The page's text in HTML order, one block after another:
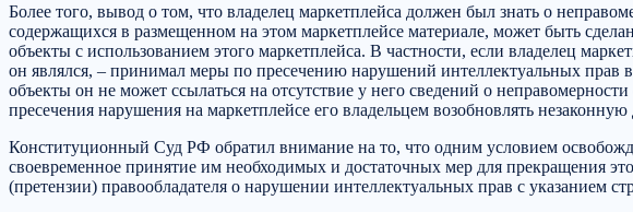
Более того, вывод о том, что владелец маркетплейса должен был знать о
содержащихся в размещенном на этом маркетплейсе материале, может быть
объекты с использованием этого маркетплейса. В частности, если владелец
он являлся, – принимал меры по пресечению нарушений интеллектуальных
объекты он не может ссылаться на отсутствие у него сведений о
пресечения нарушения на маркетплейсе его владельцем возобновлять
Конституционный Суд РФ обратил внимание на то, что одним условием
своевременное принятие им необходимых и достаточных мер для прекращения
(претензии) правообладателя о нарушении интеллектуальных прав с указанием